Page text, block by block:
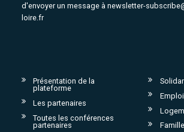
d'envoyer un message à newsletter-
loire.fr
Présentation de la
plateforme
Les partenaires
Toutes les conférences
partenaires